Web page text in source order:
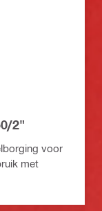
2"
voor
met